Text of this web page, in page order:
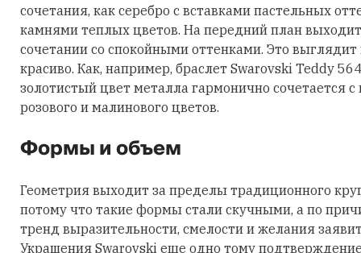
сочетания, как серебро с вставками пастельных
камнями теплых цветов. На передний план
сочетании со спокойными оттенками. Это
красиво. Как, например, браслет Swarovski Teddy
золотистый цвет металла гармонично сочетается
розового и малинового цветов.
Формы и объем
Геометрия выходит за пределы традиционного
потому что такие формы стали скучными, а по
тренд выразительности, смелости и желания
Украшения Swarovski еще одно тому